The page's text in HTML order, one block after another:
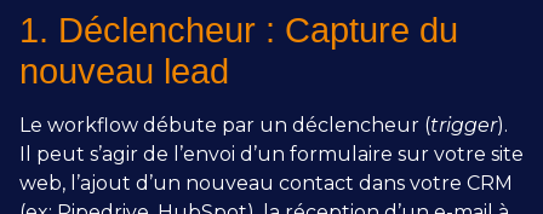
1. Déclencheur : Capture du
nouveau lead
Le workflow débute par un déclencheur (trigger).
Il peut s’agir de l’envoi d’un formulaire sur votre site
web, l’ajout d’un nouveau contact dans votre CRM